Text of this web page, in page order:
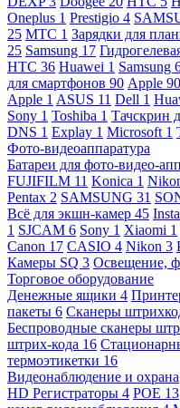
Oneplus 1 Prestigio 4
25 МТС 1 Зарядки для
25 Samsung 17
HTC 36 Huawei 1 Samsung
для смартфонов 90 Apple 90
Apple 1 ASUS 11 Dell 1
Sony 1 Toshiba 1 Тачскрин
DNS 1 Explay 1 Microsoft 1
Фото-видеоаппаратура
Батареи для фото-видео-
FUJIFILM 11 Konica 1
Pentax 2 SAMSUNG 31
Всё для экшн-камер 45
1 SJCAM 6 Sony 1 Xiaomi 1
Canon 17 CASIO 4 Nikon 3
Камеры SQ 3 Освещение,
Торговое оборудование
Денежные ящики 4
пакеты 6 Сканеры
Беспроводные сканеры
штрих-кода 16
термоэтикетки 16
Видеонаблюдение и охрана
HD Регистраторы 4 POE 13